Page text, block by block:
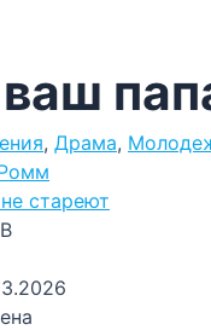
, Драма,
стареют